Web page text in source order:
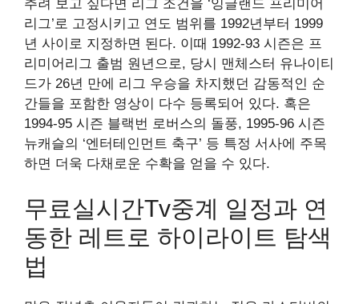
추려 보고 싶다면 리그 조건을 ‘잉글랜드 프리미어
리그’로 고정시키고 연도 범위를 1992년부터 1999
년 사이로 지정하면 된다. 이때 1992-93 시즌은 프
리미어리그 출범 원년으로, 당시 맨체스터 유나이티
드가 26년 만에 리그 우승을 차지했던 감동적인 순
간들을 포함한 영상이 다수 등록되어 있다. 혹은
1994-95 시즌 블랙번 로버스의 돌풍, 1995-96 시즌
뉴캐슬의 ‘엔터테인먼트 축구’ 등 특정 서사에 주목
하면 더욱 다채로운 수확을 얻을 수 있다.
무료실시간tv중계 일정과 연
동한 레트로 하이라이트 탐색
법